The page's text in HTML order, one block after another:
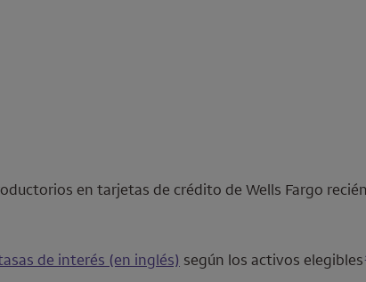
en tarjetas de crédito de Wells Fargo
de interés (en inglés) según los activos elegibles